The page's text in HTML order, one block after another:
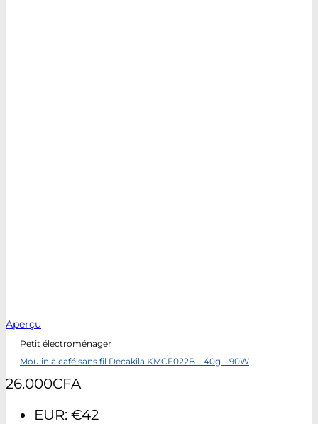
Aperçu
Petit électroménager
Moulin à café sans fil Décakila KMCF022B – 40g – 90W
26.000CFA
EUR: €42